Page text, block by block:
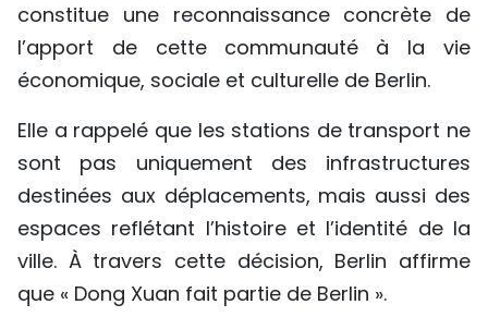
constitue une reconnaissance concrète de
l’apport de cette communauté à la vie
économique, sociale et culturelle de Berlin.
Elle a rappelé que les stations de transport ne
sont pas uniquement des infrastructures
destinées aux déplacements, mais aussi des
espaces reflétant l’histoire et l’identité de la
ville. À travers cette décision, Berlin affirme
que « Dong Xuan fait partie de Berlin ».